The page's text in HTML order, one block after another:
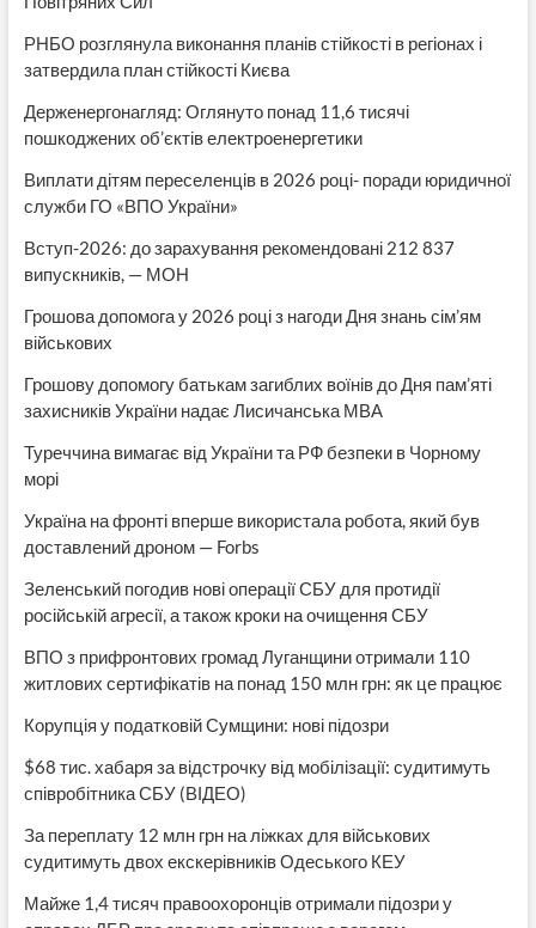
РНБО розглянула виконання планів стійкості в регіонах і
затвердила план стійкості Києва
Держенергонагляд: Оглянуто понад 11,6 тисячі
пошкоджених об’єктів електроенергетики
Виплати дітям переселенців в 2026 році- поради юридичної
служби ГО «ВПО України»
Вступ-2026: до зарахування рекомендовані 212 837
випускників, — МОН
Грошова допомога у 2026 році з нагоди Дня знань сім’ям
військових
Грошову допомогу батькам загиблих воїнів до Дня пам’яті
захисників України надає Лисичанська МВА
Туреччина вимагає від України та РФ безпеки в Чорному
морі
Україна на фронті вперше використала робота, який був
доставлений дроном — Forbs
Зеленський погодив нові операції СБУ для протидії
російській агресії, а також кроки на очищення СБУ
ВПО з прифронтових громад Луганщини отримали 110
житлових сертифікатів на понад 150 млн грн: як це працює
Корупція у податковій Сумщини: нові підозри
$68 тис. хабаря за відстрочку від мобілізації: судитимуть
співробітника СБУ (ВІДЕО)
За переплату 12 млн грн на ліжках для військових
судитимуть двох екскерівників Одеського КЕУ
Майже 1,4 тисяч правоохоронців отримали підозри у